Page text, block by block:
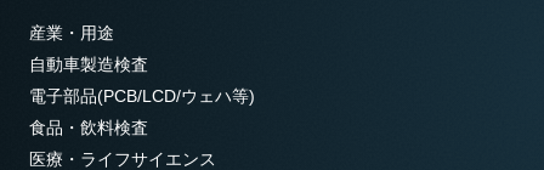
産業・用途
自動車製造検査
電子部品(PCB/LCD/ウェハ等)
食品・飲料検査
医療・ライフサイエンス